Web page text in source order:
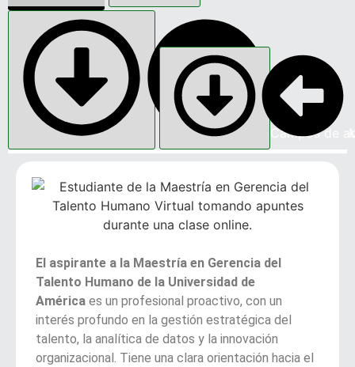
Campos de
El aspirante a la Maestría en Gerencia del
Talento Humano de la Universidad de
América es un profesional proactivo, con un
interés profundo en la gestión estratégica del
talento, la analítica de datos y la innovación
organizacional. Tiene una clara orientación hacia el